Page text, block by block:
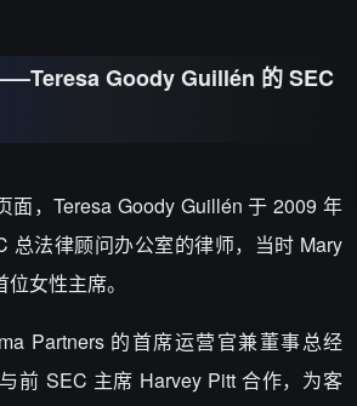
Goody Guillén 的 SEC
面，Teresa Goody Guillén 于 2009 年
总法律顾问办公室的律师，当时 Mary
女性主席。
Partners 的首席运营官兼董事总经
前 SEC 主席 Harvey Pitt 合作，为客